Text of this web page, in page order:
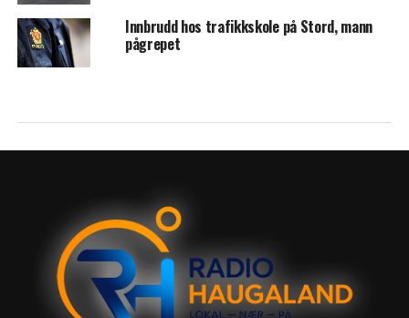
Innbrudd hos trafikkskole på Stord, mann
pågrepet